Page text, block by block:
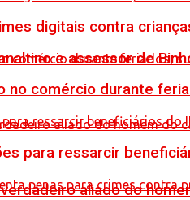
e assessor de
aliado do
digitais contra
no comércio durante
para ressarcir